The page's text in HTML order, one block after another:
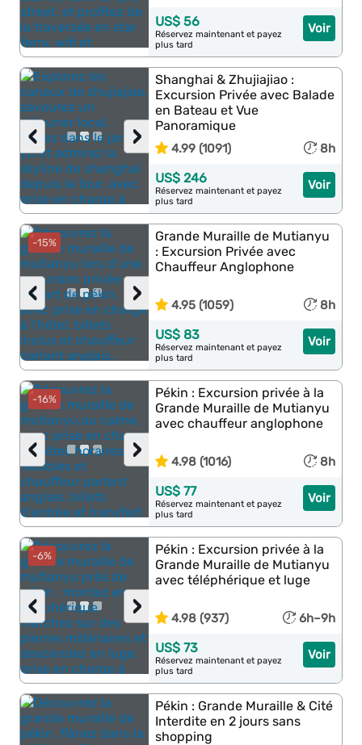
Voir
US$ 56
Réservez maintenant et payez
plus tard
›
‹
Shanghai & Zhujiajiao :
Excursion Privée avec Balade
en Bateau et Vue
Panoramique
4.99 (1091) 8h
Voir
US$ 246
Réservez maintenant et payez
plus tard
-15%
›
‹
Grande Muraille de Mutianyu
: Excursion Privée avec
Chauffeur Anglophone
4.95 (1059) 8h
Voir
US$ 83
Réservez maintenant et payez
plus tard
-16%
›
‹
Pékin : Excursion privée à la
Grande Muraille de Mutianyu
avec chauffeur anglophone
4.98 (1016) 8h
Voir
US$ 77
Réservez maintenant et payez
plus tard
-6%
›
‹
Pékin : Excursion privée à la
Grande Muraille de Mutianyu
avec téléphérique et luge
4.98 (937) 6h–9h
Voir
US$ 73
Réservez maintenant et payez
plus tard
Pékin : Grande Muraille & Cité
Interdite en 2 jours sans
shopping